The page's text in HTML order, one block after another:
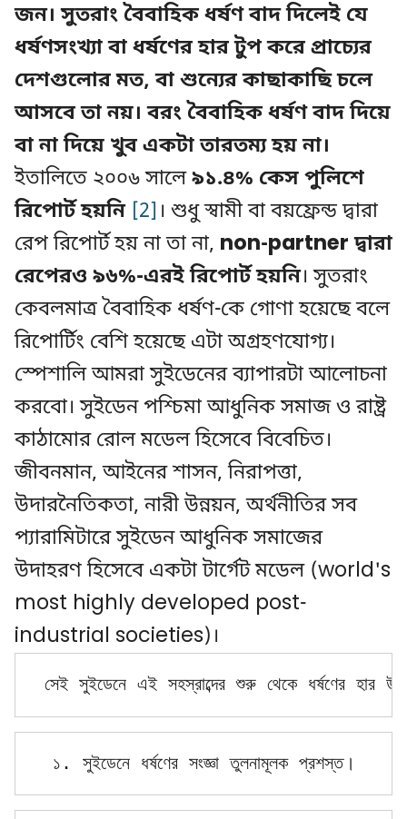
জন। সুতরাং বৈবাহিক ধর্ষণ বাদ দিলেই যে
ধর্ষণসংখ্যা বা ধর্ষণের হার টুপ করে প্রাচ্যের
দেশগুলোর মত, বা শুন্যের কাছাকাছি চলে
আসবে তা নয়। বরং বৈবাহিক ধর্ষণ বাদ দিয়ে
বা না দিয়ে খুব একটা তারতম্য হয় না।
ইতালিতে ২০০৬ সালে৯১.৪% কেস পুলিশে
রিপোর্ট হয়নি [2] । শুধু স্বামী বা বয়ফ্রেন্ড দ্বারা
রেপ রিপোর্ট হয় না তা না, non-partner দ্বারা
রেপেরও ৯৬%-এরই রিপোর্ট হয়নি। সুতরাং
কেবলমাত্র বৈবাহিক ধর্ষণ-কে গোণা হয়েছে বলে
রিপোর্টিং বেশি হয়েছে এটা অগ্রহণযোগ্য।
স্পেশালি আমরা সুইডেনের ব্যাপারটা আলোচনা
করবো। সুইডেন পশ্চিমা আধুনিক সমাজ ও রাষ্ট্র
কাঠামোর রোল মডেল হিসেবে বিবেচিত।
জীবনমান, আইনের শাসন, নিরাপত্তা,
উদারনৈতিকতা, নারী উন্নয়ন, অর্থনীতির সব
প্যারামিটারে সুইডেন আধুনিক সমাজের
উদাহরণ হিসেবে একটা টার্গেট মডেল (world's
most highly developed post-
industrial societies)।
সেই সুইডেনে এই সহস্রাব্দের শুরু থেকে ধর্ষণের হার
১. সুইডেনে ধর্ষণের সংজ্ঞা তুলনামূলক প্রশস্ত।